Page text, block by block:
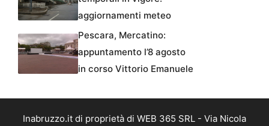
aggiornamenti meteo
Pescara, Mercatino:
appuntamento l’8 agosto
in corso Vittorio Emanuele
Inabruzzo.it di proprietà di WEB 365 SRL - Via Nicola